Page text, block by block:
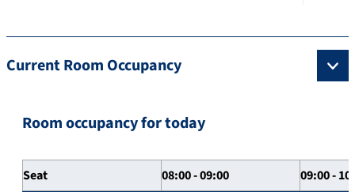
Current Room Occupancy
Room occupancy for today
Seat 08:00 - 09:00 09:00 -